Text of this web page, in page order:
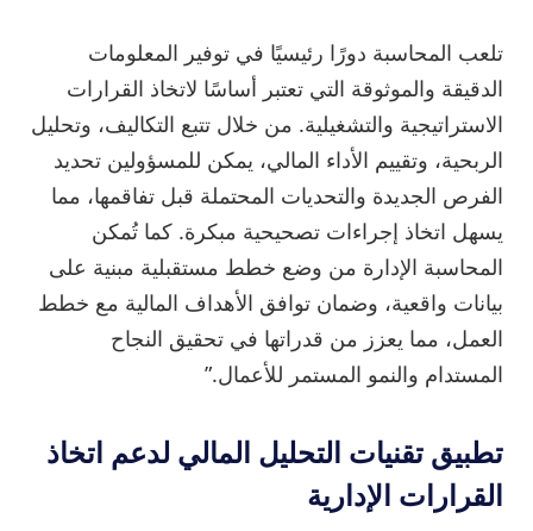
تلعب المحاسبة دورًا رئيسيًا في توفير المعلومات
الدقيقة والموثوقة التي تعتبر أساسًا لاتخاذ القرارات
الاستراتيجية والتشغيلية. من خلال تتبع التكاليف، وتحليل
الربحية، وتقييم الأداء المالي، يمكن للمسؤولين تحديد
الفرص الجديدة والتحديات المحتملة قبل تفاقمها، مما
يسهل اتخاذ إجراءات تصحيحية مبكرة. كما تُمكن
المحاسبة الإدارة من وضع خطط مستقبلية مبنية على
بيانات واقعية، وضمان توافق الأهداف المالية مع خطط
العمل، مما يعزز من قدراتها في تحقيق النجاح
المستدام والنمو المستمر للأعمال.”
تطبيق تقنيات التحليل المالي لدعم اتخاذ
القرارات الإدارية